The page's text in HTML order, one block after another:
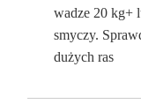
wadze 20 kg+
smyczy.
dużych ras